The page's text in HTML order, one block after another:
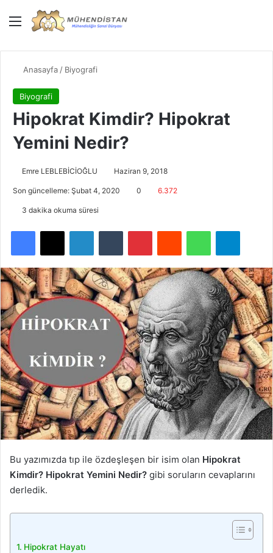
Menü
Anasayfa / Biyografi
Biyografi
Hipokrat Kimdir? Hipokrat
Yemini Nedir?
Emre LEBLEBİCİOĞLU Haziran 9, 2018
Son güncelleme: Şubat 4, 2020 0 6.372
3 dakika okuma süresi
Facebook
X LinkedInTumblr PinterestReddit WhatsApp
Bu yazımızda tıp ile özdeşleşen bir isim olan Hipokrat
Kimdir? Hipokrat Yemini Nedir? gibi soruların cevaplarını
derledik.
Hipokrat Hayatı